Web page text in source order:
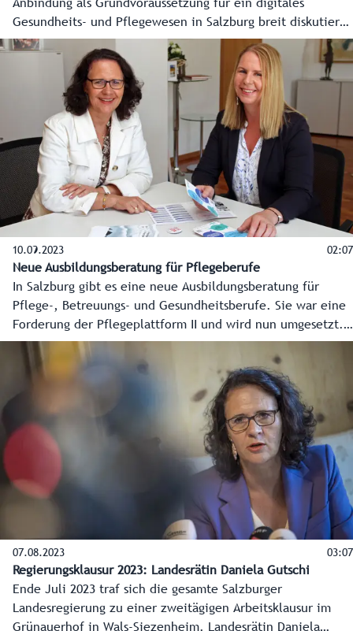
Anbindung als Grundvoraussetzung für ein digitales
Gesundheits- und Pflegewesen in Salzburg breit diskutiert
und als prioritäre Maßnahme beurteilt. Die
Landesregierung hat jetzt den Auftrag erteilt, diese
Maßnahme noch heuer umzusetzen.
10.09.2023 02:07
Neue Ausbildungsberatung für Pflegeberufe
In Salzburg gibt es eine neue Ausbildungsberatung für
Pflege-, Betreuungs- und Gesundheitsberufe. Sie war eine
Forderung der Pflegeplattform II und wird nun umgesetzt.
Daniela Kanzian und ihr Team beraten telefonisch und auch
online. #dasiststark
07.08.2023 03:07
Regierungsklausur 2023: Landesrätin Daniela Gutschi
Ende Juli 2023 traf sich die gesamte Salzburger
Landesregierung zu einer zweitägigen Arbeitsklausur im
Grünauerhof in Wals-Siezenheim. Landesrätin Daniela